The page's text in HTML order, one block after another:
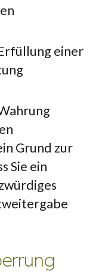
einer
Grund zur
Sie ein